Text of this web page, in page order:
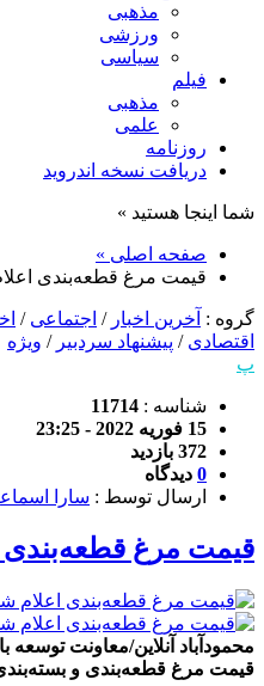
مذهبی
ورزشی
سیاسی
فیلم
مذهبی
علمی
روزنامه
دریافت نسخه اندروید
شما اینجا هستید »
صفحه اصلی »
قیمت مرغ قطعه‌بندی
گروه : آخرین اخبار / اجتماعی /
اقتصادی / پیشنهاد سردبیر / ویژه
پ
شناسه : 11714
15 فوریه 2022 - 23:25
372 بازدید
0 دیدگاه
ارسال توسط : سارا
قیمت مرغ قطعه‌بندی
محمودآباد آنلاین/معاونت
قیمت مرغ قطعه‌بندی و